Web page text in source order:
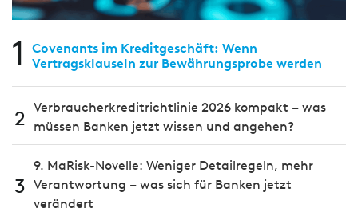
1
Covenants im Kreditgeschäft: Wenn
Vertragsklauseln zur Bewährungsprobe werden
2 Verbraucherkreditrichtlinie 2026 kompakt – was
müssen Banken jetzt wissen und angehen?
3
9. MaRisk-Novelle: Weniger Detailregeln, mehr
Verantwortung – was sich für Banken jetzt
verändert